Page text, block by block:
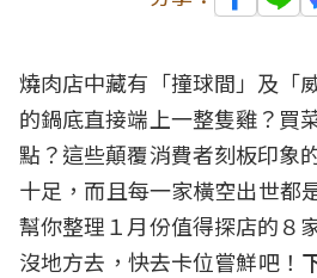
燒肉店中藏有「撞球間」及「
的鍋底直接端上一整隻雞？買
點？這些顛覆消費者刻板印象
十足，而且每一家橫空出世都
幫你整理１月份值得探店的８
沒地方去，快去卡位嘗鮮吧！